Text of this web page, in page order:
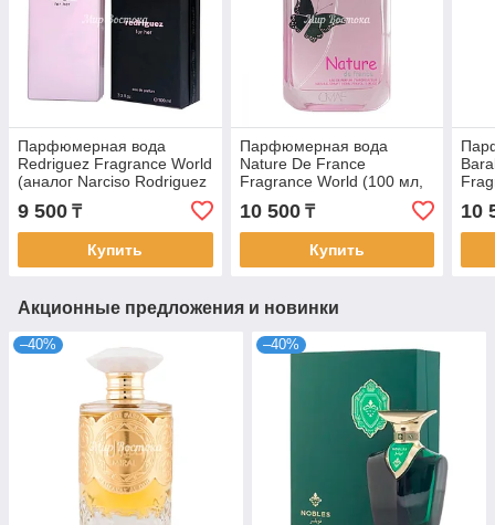
Парфюмерная вода
Redriguez Fragrance World
(аналог Narciso Rodriguez
For Her, 100 мл, ОАЭ)
9 500 ₸
Купить
Парфюмерная вода
Nature De France
Fragrance World (100 мл,
10 500₸
Купить
10
Акционные предложения и новинки
–40% –40%